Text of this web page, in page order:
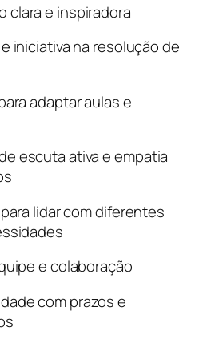
clara e inspiradora
iniciativa na resolução de
adaptar aulas e
escuta ativa e empatia
lidar com diferentes
e colaboração
com prazos e